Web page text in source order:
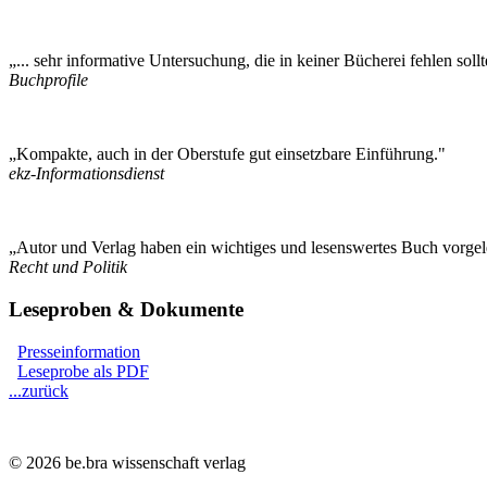
„... sehr informative Untersuchung, die in keiner Bücherei fehlen
Buchprofile
„Kompakte, auch in der Oberstufe gut einsetzbare Einführung."
ekz-Informationsdienst
„Autor und Verlag haben ein wichtiges und lesenswertes Buch
Recht und Politik
Leseproben & Dokumente
Presseinformation
Leseprobe als PDF
...zurück
© 2026 be.bra wissenschaft verlag